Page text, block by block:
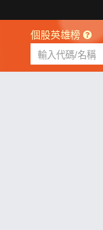
個股英雄榜